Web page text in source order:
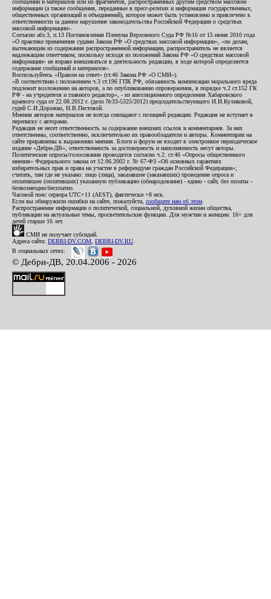
сообщений и материалов или их фрагментов, распространенных другим средством массовой
информации (а также сообщения, переданные в пресс-релизах и информация государственных,
общественных организаций и объединений), которое может быть установлено и привлечено к
ответственности за данное нарушение законодательства Российской Федерации о средствах
массовой информации».
Согласно абз.3, п.13 Постановления Пленума Верховного Суда РФ №16 от 15 июня 2010 года
«О практике применения судами Закона РФ «О средствах массовой информации», «по делам,
вытекающим из содержания распространенной информации, распространитель не является
надлежащим ответчиком, поскольку исходя из положений Закона РФ «О средствах массовой
информации» не вправе вмешиваться в деятельность редакции, в ходе которой определяется
содержание сообщений и материалов».
Воспользуйтесь «Правом на ответ» (ст.46 Закона РФ «О СМИ»).
«В соответствии с положением ч.3 ст.196 ГПК РФ, обязанность компенсации морального вреда
подлежит возложению на авторов, а по опубликованию опровержения, в порядке ч.2 ст.152 ГК
РФ - на учредителя и главного редактор», - из апелляционного определения Хабаровского
краевого суда от 22.08.2012 г. (дело №33-5325/2012) председательствующего И.И.Куликовой,
судей С.И.Дорожко, Н.В.Пестовой.
Мнения авторов материалов не всегда совпадают с позицией редакции. Редакция не вступает в
переписку с авторами.
Редакция не несет ответственность за содержание внешних ссылок и комментариев. За них
ответственны, соответственно, исключительно их правообладатели и авторы. Комментарии на
сайте приравнены к выражению мнения. Блоги и форум не входят в электронное периодическое
издание «Дебри-ДВ», ответственность за достоверность и наполняемость несут авторы.
Политические опросы/голосования проводятся согласно ч.2. ст.46 «Опросы общественного
мнения» Федерального закона от 12.06.2002 г. № 67-ФЗ «Об основных гарантиях
избирательных прав и права на участие в референдуме граждан Российской Федерации»;
считать, там где не указано: лицо (лица), заказавшее (заказавших) проведение опроса и
оплатившее (оплативших) указанную публикацию (обнародование) - едино - сайт, без оплаты -
безвозмездно/бесплатно.
Часовой пояс сервера UTC+11 (AEST), фактически +8 мск.
Если вы обнаружили ошибки на сайте, пожалуйста, сообщите нам об этом
Распространение информации о политической, социальной, духовной жизни общества,
публикации на актуальные темы, просветительские функции. Для мужчин и женщин. 16+ для
детей старше 16 лет.
СМИ не получает субсидий.
Адреса сайта: DEBRI-DV.COM DEBRI-DV.RU
В социальных сетях:
© Дебри-ДВ, 20.04.2006 - 2026